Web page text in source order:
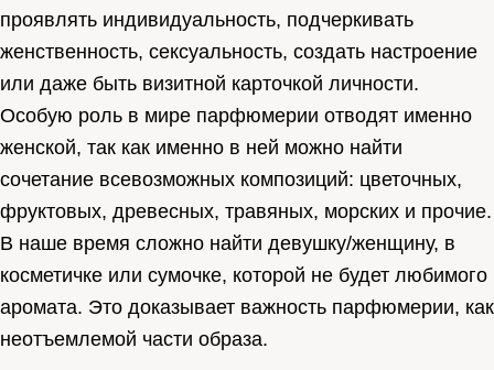
проявлять индивидуальность, подчеркивать
женственность, сексуальность, создать настроение
или даже быть визитной карточкой личности.
Особую роль в мире парфюмерии отводят именно
женской, так как именно в ней можно найти
сочетание всевозможных композиций: цветочных,
фруктовых, древесных, травяных, морских и прочие.
В наше время сложно найти девушку/женщину, в
косметичке или сумочке, которой не будет любимого
аромата. Это доказывает важность парфюмерии, как
неотъемлемой части образа.